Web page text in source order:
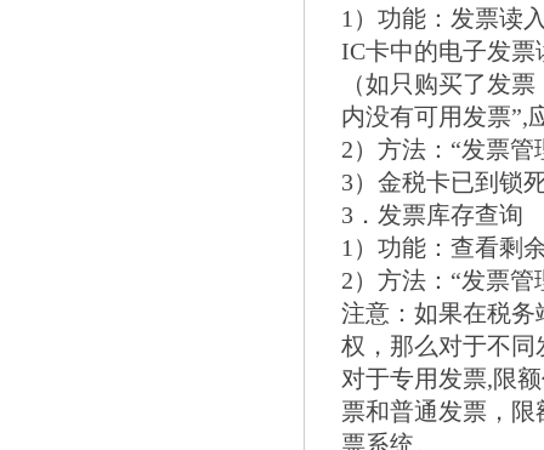
1）功能：发票读
IC卡中的电子发
（如只购买了发
内没有可用发票”,
2）方法：“发票
3）金税卡已到锁
3．发票库存查询
1）功能：查看剩
2）方法：“发票
注意：如果在税
权，那么对于不
对于专用发票,限
票和普通发票，
票系统。